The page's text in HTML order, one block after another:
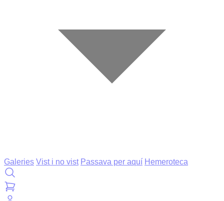
Galeries Vist i no vist Passava per aquí Hemeroteca